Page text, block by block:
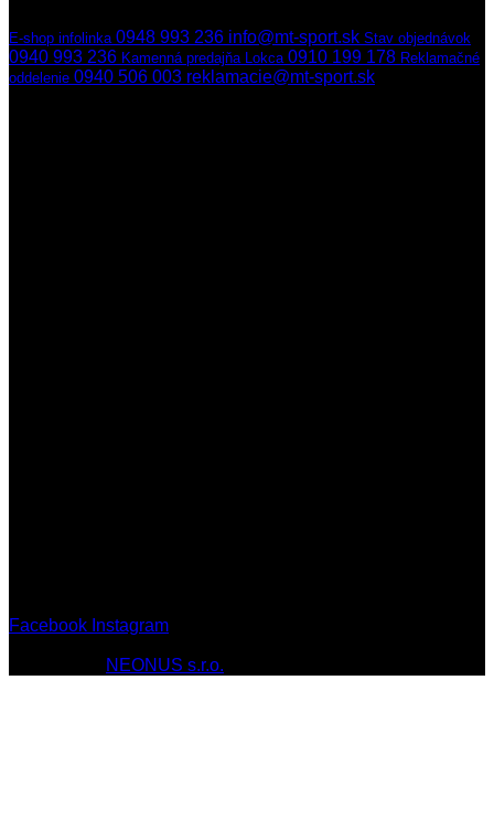
E-shop infolinka 0948 993 236 info@mt-sport.sk Stav objednávok
0940 993 236 Kamenná predajňa Lokca 0910 199 178 Reklamačné
oddelenie 0940 506 003 reklamacie@mt-sport.sk
Facebook Instagram
NEONUS s.r.o.